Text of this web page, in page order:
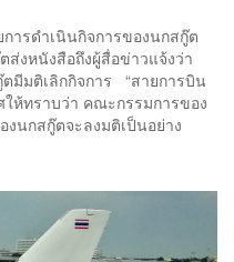
ารดำเนินกิจการของนกสกู๊ต
งหนังสือถึงผู้สื่อข่าวแจ้งว่า
มีมติเลิกกิจการ “สายการบิน
ให้ทราบว่า คณะกรรมการของ
นกสกู๊ตจะลงมติเป็นอย่าง